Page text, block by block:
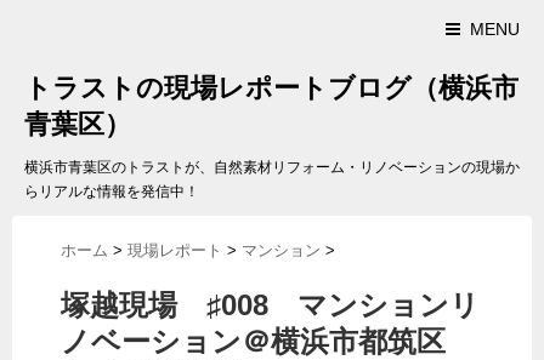
MENU
トラストの現場レポートブログ（横浜市
青葉区）
横浜市青葉区のトラストが、自然素材リフォーム・リノベーションの現場か
らリアルな情報を発信中！
ホーム > 現場レポート > マンション >
塚越現場 ♯008 マンションリ
ノベーション＠横浜市都筑区